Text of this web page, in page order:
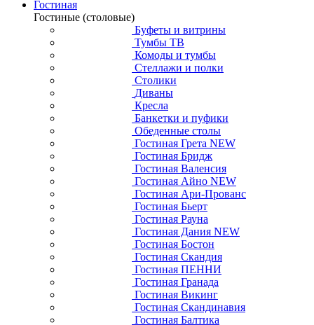
Гостиная
Гостиные (столовые)
Буфеты и витрины
Тумбы ТВ
Комоды и тумбы
Стеллажи и полки
Столики
Диваны
Кресла
Банкетки и пуфики
Обеденные столы
Гостиная Грета NEW
Гостиная Бридж
Гостиная Валенсия
Гостиная Айно NEW
Гостиная Ари-Прованс
Гостиная Бьерт
Гостиная Рауна
Гостиная Дания NEW
Гостиная Бостон
Гостиная Скандия
Гостиная ПЕННИ
Гостиная Гранада
Гостиная Викинг
Гостиная Скандинавия
Гостиная Балтика